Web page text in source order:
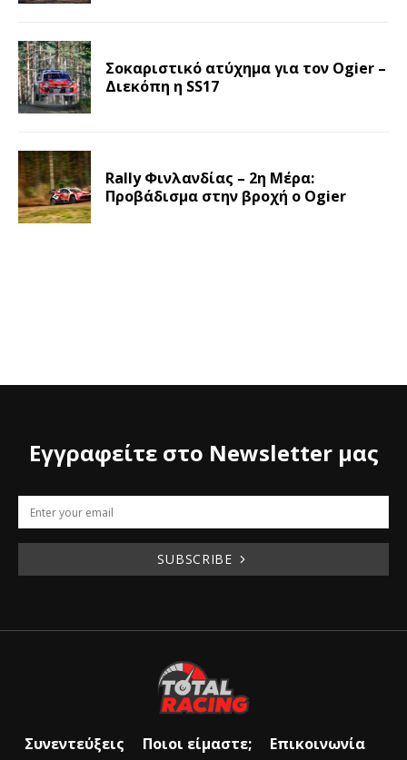
Σοκαριστικό ατύχημα για τον Ogier –
Διεκόπη η SS17
Rally Φινλανδίας – 2η Μέρα:
Προβάδισμα στην βροχή ο Ogier
Εγγραφείτε στο Newsletter μας
SUBSCRIBE
Συνεντεύξεις Ποιοι είμαστε; Επικοινωνία